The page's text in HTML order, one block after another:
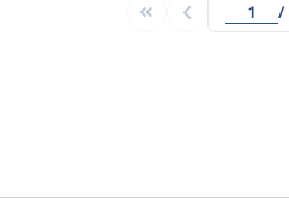
/